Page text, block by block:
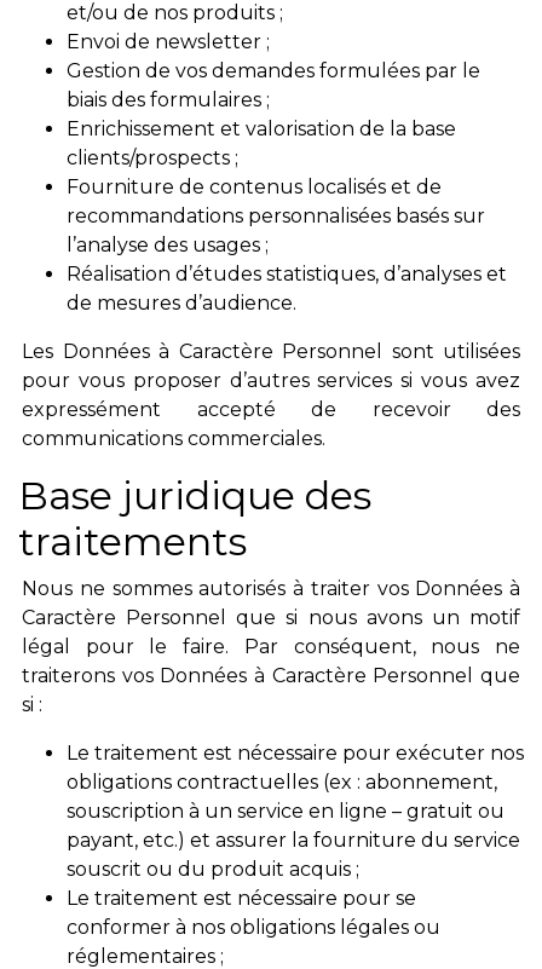
et/ou de nos produits ;
Envoi de newsletter ;
Gestion de vos demandes formulées par le
biais des formulaires ;
Enrichissement et valorisation de la base
clients/prospects ;
Fourniture de contenus localisés et de
recommandations personnalisées basés sur
l’analyse des usages ;
Réalisation d’études statistiques, d’analyses et
de mesures d’audience.
Les Données à Caractère Personnel sont utilisées
pour vous proposer d’autres services si vous avez
expressément accepté de recevoir des
communications commerciales.
Base juridique des
traitements
Nous ne sommes autorisés à traiter vos Données à
Caractère Personnel que si nous avons un motif
légal pour le faire. Par conséquent, nous ne
traiterons vos Données à Caractère Personnel que
si :
Le traitement est nécessaire pour exécuter nos
obligations contractuelles (ex : abonnement,
souscription à un service en ligne – gratuit ou
payant, etc.) et assurer la fourniture du service
souscrit ou du produit acquis ;
Le traitement est nécessaire pour se
conformer à nos obligations légales ou
réglementaires ;